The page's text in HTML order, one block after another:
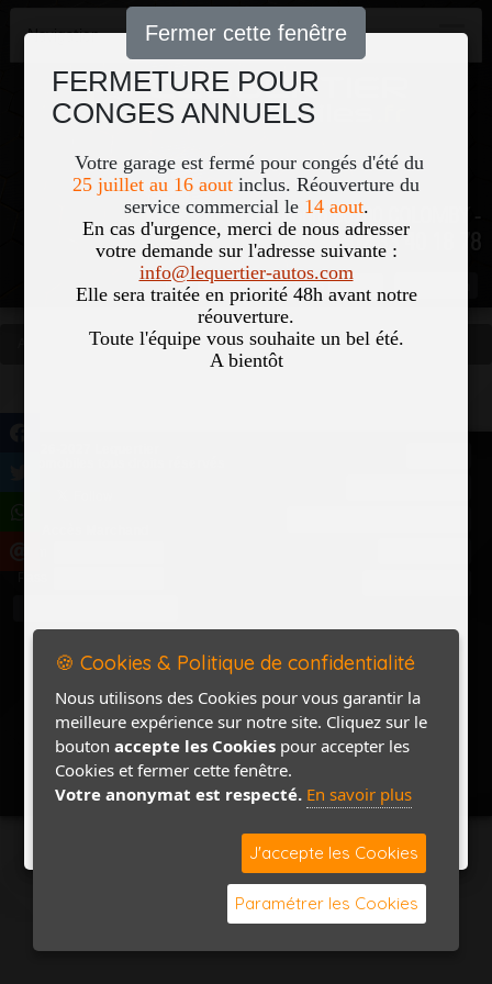
FERMETURE POUR
CONGES ANNUELS
Votre garage est fermé pour congés d'été du
25 juillet au 16 aout inclus. Réouverture du
service commercial le 14 aout.
En cas d'urgence, merci de nous adresser
votre demande sur l'adresse suivante :
info@lequertier-autos.com
Elle sera traitée en priorité 48h avant notre
réouverture.
Toute l'équipe vous souhaite un bel été.
A bientôt
Fermer cette fenêtre
Navigation
51, Le Bourg 50700 COLOMBY -
02 33 40 18 78
Nom Pass
Occasions Vous êtes ici
🍪 Cookies & Politique de confidentialité
Nous utilisons des Cookies pour vous garantir la
meilleure expérience sur notre site. Cliquez sur le
bouton accepte les Cookies pour accepter les
Cookies et fermer cette fenêtre.
Votre anonymat est respecté. En savoir plus
J'accepte les Cookies
Paramétrer les Cookies